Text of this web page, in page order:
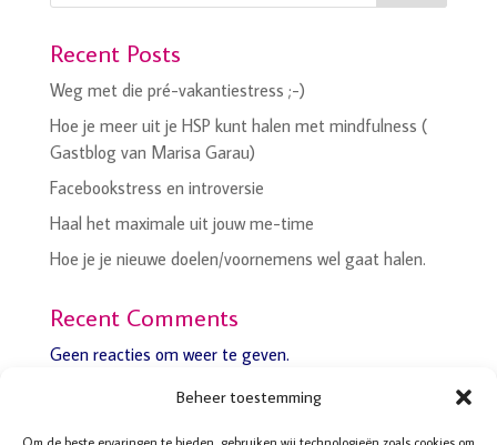
Beheer toestemming
Recent Posts
Weg met die pré-vakantiestress ;-)
Hoe je meer uit je HSP kunt halen met mindfulness (
Gastblog van Marisa Garau)
Facebookstress en introversie
Haal het maximale uit jouw me-time
Hoe je je nieuwe doelen/voornemens wel gaat halen.
Recent Comments
Geen reacties om weer te geven.